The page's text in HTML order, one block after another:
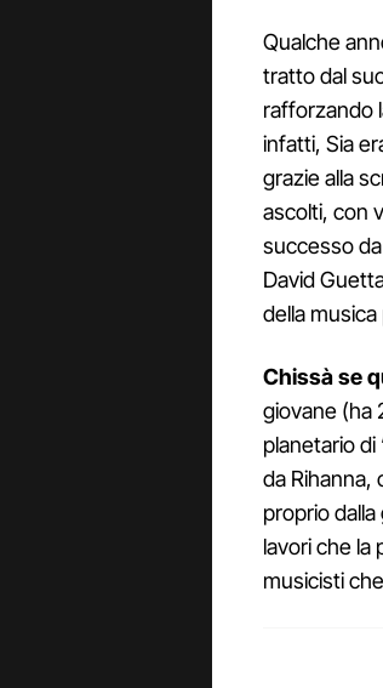
Qualche
tratto dal
rafforzando
infatti, Sia
grazie alla
ascolti, con
successo
David
della
Chissà se
giovane (ha
planetario
da Rihanna,
proprio
lavori che la
musicisti